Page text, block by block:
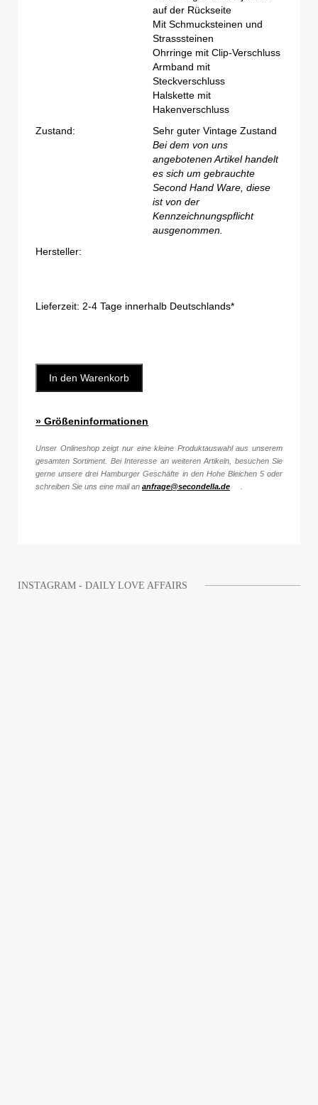
auf der Rückseite
Mit Schmucksteinen und
Strasssteinen
Ohrringe mit Clip-Verschluss
Armband mit
Steckverschluss
Halskette mit
Hakenverschluss
Zustand:
Sehr guter Vintage Zustand
Bei dem von uns
angebotenen Artikel handelt
es sich um gebrauchte
Second Hand Ware, diese
ist von der
Kennzeichnungspflicht
ausgenommen.
Hersteller:
Lieferzeit: 2-4 Tage innerhalb Deutschlands*
In den Warenkorb
» Größeninformationen
Unser Onlineshop zeigt nur eine kleine Produktauswahl aus unserem
gesamten Sortiment. Bei Interesse an weiteren Artikeln, besuchen Sie
gerne unsere drei Hamburger Geschäfte in den Hohe Bleichen 5 oder
schreiben Sie uns eine mail an anfrage@secondella.de
INSTAGRAM - DAILY LOVE AFFAIRS